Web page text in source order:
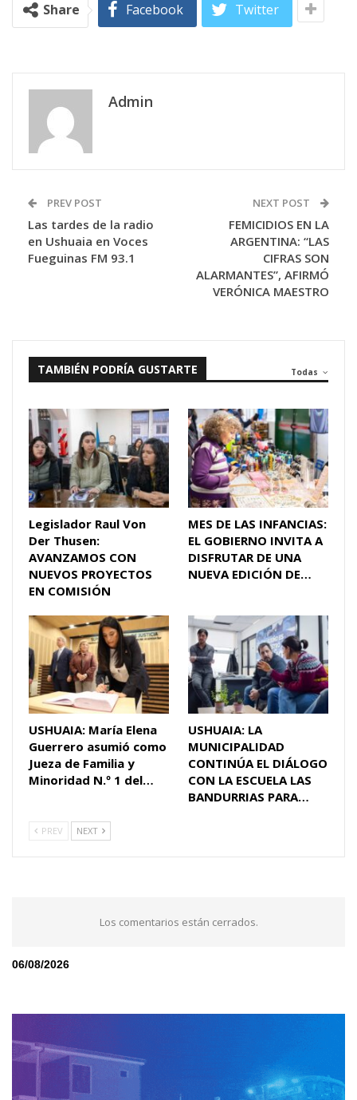
Share Facebook Twitter
Admin
PREV POST
Las tardes de la radio
en Ushuaia en Voces
Fueguinas FM 93.1
NEXT POST
FEMICIDIOS EN LA
ARGENTINA: “LAS
CIFRAS SON
ALARMANTES”, AFIRMÓ
VERÓNICA MAESTRO
Todas
TAMBIÉN PODRÍA GUSTARTE
Legislador Raul Von
Der Thusen:
AVANZAMOS CON
NUEVOS PROYECTOS
EN COMISIÓN
MES DE LAS INFANCIAS:
EL GOBIERNO INVITA A
DISFRUTAR DE UNA
NUEVA EDICIÓN DE…
USHUAIA: María Elena
Guerrero asumió como
Jueza de Familia y
Minoridad N.º 1 del…
USHUAIA: LA
MUNICIPALIDAD
CONTINÚA EL DIÁLOGO
CON LA ESCUELA LAS
BANDURRIAS PARA…
PREV NEXT
Los comentarios están cerrados.
06/08/2026